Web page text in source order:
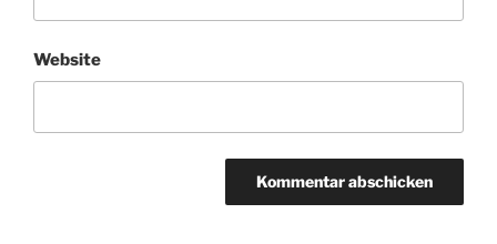
Website